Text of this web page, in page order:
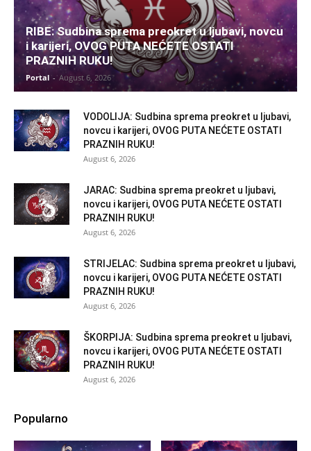
RIBE: Sudbina sprema preokret u ljubavi, novcu
i karijeri, OVOG PUTA NEĆETE OSTATI
PRAZNIH RUKU!
Portal - August 6, 2026
VODOLIJA: Sudbina sprema preokret u ljubavi,
novcu i karijeri, OVOG PUTA NEĆETE OSTATI
PRAZNIH RUKU!
August 6, 2026
JARAC: Sudbina sprema preokret u ljubavi,
novcu i karijeri, OVOG PUTA NEĆETE OSTATI
PRAZNIH RUKU!
August 6, 2026
STRIJELAC: Sudbina sprema preokret u ljubavi,
novcu i karijeri, OVOG PUTA NEĆETE OSTATI
PRAZNIH RUKU!
August 6, 2026
ŠKORPIJA: Sudbina sprema preokret u ljubavi,
novcu i karijeri, OVOG PUTA NEĆETE OSTATI
PRAZNIH RUKU!
August 6, 2026
Popularno